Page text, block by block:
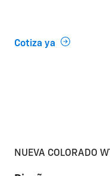
Cotiza ya
NUEVA COLORADO WT